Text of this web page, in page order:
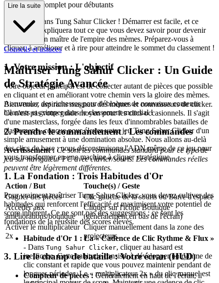
Votre guide complet pour débutants
Bienvenue dans Tung Sahur Clicker ! Démarrer est facile, et ce
guide vous expliquera tout ce que vous devez savoir pour devenir
rapidement un maître de l'empire des mèmes. Préparez-vous à
cliquer, à améliorer et à rire pour atteindre le sommet du classement !
1. Votre mission : L'objectif
Votre objectif principal est de collecter autant de pièces que possible
en cliquant et en améliorant votre chemin vers la gloire des mèmes.
Accumulez des richesses pour débloquer de nouveaux contenus
hilarants et grimper dans le classement mondial !
2. Prendre le commandement : Les commandes
Avertissement : Ce sont les commandes standard pour ce type de
jeu sur navigateur PC avec clavier/souris. Les commandes réelles
peuvent être légèrement différentes.
Action / But
Touche(s) / Geste
Gagner des pièces
Clic gauche de la souris ou Barre d'espace
Accéder aux
améliorations/boutique
Cliquer sur l'icône Boutique
(généralement en bas de l'écran)
Activer le multiplicateur
2x
Cliquer manuellement dans la zone des
projecteurs
3. Lire le champ de bataille : Votre écran (HUD)
Compteur de pièces : Généralement en haut de l'écran, il
Lire la suite
Conseils et astuces
Maîtriser Tung Sahur Clicker : Un Guide
de Stratégie Avancée
Bienvenue, aspirants magnats des mèmes et connaisseurs de clicker.
Ce n'est pas votre guide moyen pour les clics occasionnels. Il s'agit
d'une masterclass, forgée dans les feux d'innombrables batailles de
classements, conçue pour élever votre jeu Tung Sahur Clicker d'un
simple amusement à une domination absolue. Nous allons au-delà
des clics de base ; nous déconstruisons l'ADN même de ce jeu pour
vous transformer en une machine à cliquer stratégique.
1. La Fondation : Trois Habitudes d'Or
Pour vraiment maîtriser Tung Sahur Clicker, vous devez cultiver des
habitudes qui renforcent l'efficacité et maximisent votre potentiel de
score inhérent. Ce ne sont pas des suggestions ; ce sont les
fondations de la réussite des scores élevés.
Habitude d'Or 1 : La « Cadence de Clic Rythme & Flux »
- Dans Tung Sahur Clicker, cliquer au hasard est
inefficace. Cette habitude consiste à développer un rythme de
clic constant et rapide que vous pouvez maintenir pendant de
longues périodes. Le « multiplicateur 2x » du clic manuel est